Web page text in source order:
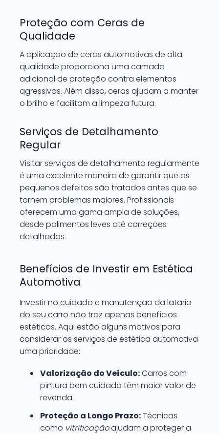
Proteção com Ceras de
Qualidade
A aplicação de ceras automotivas de alta
qualidade proporciona uma camada
adicional de proteção contra elementos
agressivos. Além disso, ceras ajudam a manter
o brilho e facilitam a limpeza futura.
Serviços de Detalhamento
Regular
Visitar serviços de detalhamento regularmente
é uma excelente maneira de garantir que os
pequenos defeitos são tratados antes que se
tornem problemas maiores. Profissionais
oferecem uma gama ampla de soluções,
desde polimentos leves até correções
detalhadas.
Benefícios de Investir em Estética
Automotiva
Investir no cuidado e manutenção da lataria
do seu carro não traz apenas benefícios
estéticos. Aqui estão alguns motivos para
considerar os serviços de estética automotiva
uma prioridade:
Valorização do Veículo:Carros com
pintura bem cuidada têm maior valor de
revenda.
Proteção a Longo Prazo:Técnicas
como vitrificaçãoajudam a proteger a